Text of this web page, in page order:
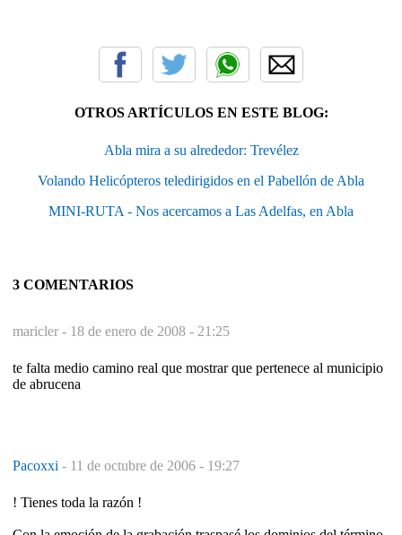
OTROS ARTÍCULOS EN ESTE BLOG:
Abla mira a su alrededor: Trevélez
Volando Helicópteros teledirigidos en el Pabellón de Abla
MINI-RUTA - Nos acercamos a Las Adelfas, en Abla
3 COMENTARIOS
maricler - 18 de enero de 2008 - 21:25
te falta medio camino real que mostrar que pertenece al municipio
de abrucena
Pacoxxi - 11 de octubre de 2006 - 19:27
! Tienes toda la razón !